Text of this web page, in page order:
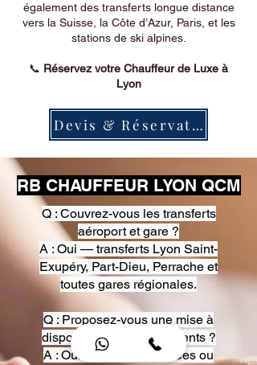
également des transferts longue distance
vers la Suisse, la Côte d’Azur, Paris, et les
stations de ski alpines.
📞 Réservez votre Chauffeur de Luxe à
Lyon
Devis & Réservation
RB CHAUFFEUR LYON QCM
Q : Couvrez-vous les transferts
aéroport et gare ?
A : Oui — transferts Lyon Saint-
Exupéry, Part-Dieu, Perrache et
toutes gares régionales.
Q : Proposez-vous une mise à
disposition pour événements ?
A : Oui — heures, journées ou